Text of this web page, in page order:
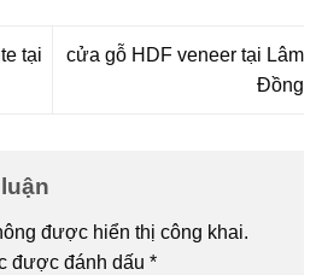
tại
cửa gỗ HDF veneer tại Lâm
Đồng
được hiển thị công khai.
được đánh dấu *